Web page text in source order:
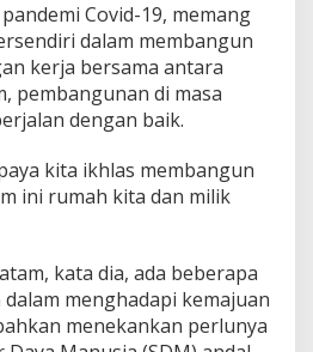
Covid-19, memang
dalam membangun
kerja bersama antara
pembangunan di masa
dengan baik.
kita ikhlas membangun
ini rumah kita dan milik
kata dia, ada beberapa
menghadapi kemajuan
menekankan perlunya